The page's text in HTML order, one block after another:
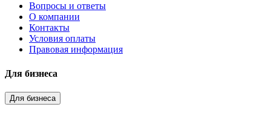
Вопросы и ответы
О компании
Контакты
Условия оплаты
Правовая информация
Для бизнеса
Для бизнеса